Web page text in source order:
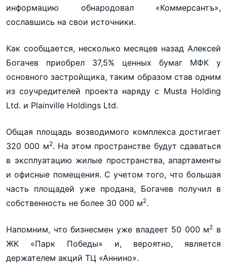
информацию обнародовал «Коммерсантъ»,
сославшись на свои источники.
Как сообщается, несколько месяцев назад Алексей
Богачев приобрел 37,5% ценных бумаг МФК у
основного застройщика, таким образом став одним
из соучредителей проекта наряду с Musta Holding
Ltd. и Plainville Holdings Ltd.
Общая площадь возводимого комплекса достигает
320 000 м2. На этом пространстве будут сдаваться
в эксплуатацию жилые пространства, апартаменты
и офисные помещения. С учетом того, что большая
часть площадей уже продана, Богачев получил в
собственность не более 30 000 м2.
Напомним, что бизнесмен уже владеет 50 000 м2 в
ЖК «Парк Победы» и, вероятно, является
держателем акций ТЦ «Аннино».